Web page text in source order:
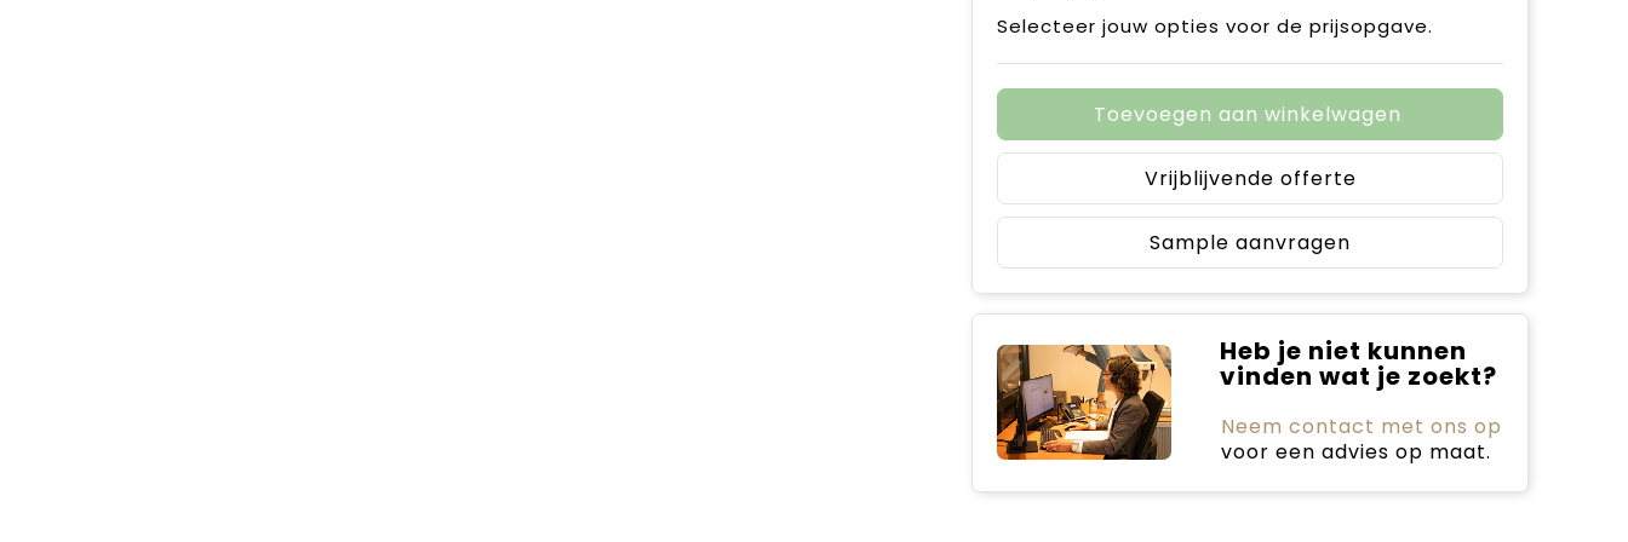
Selecteer jouw opties voor de prijsopgave.
Toevoegen aan winkelwagen
Vrijblijvende offerte
Sample aanvragen
Heb je niet kunnen
vinden wat je zoekt?
Neem contact met ons op
voor een advies op maat.